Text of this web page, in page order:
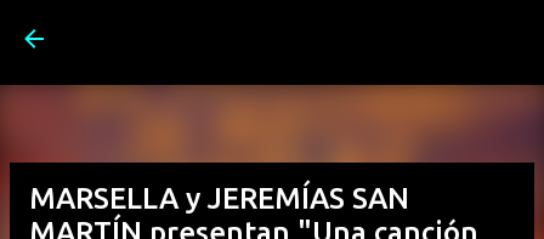
MARSELLA y JEREMÍAS SAN
MARTÍN presentan "Una canción